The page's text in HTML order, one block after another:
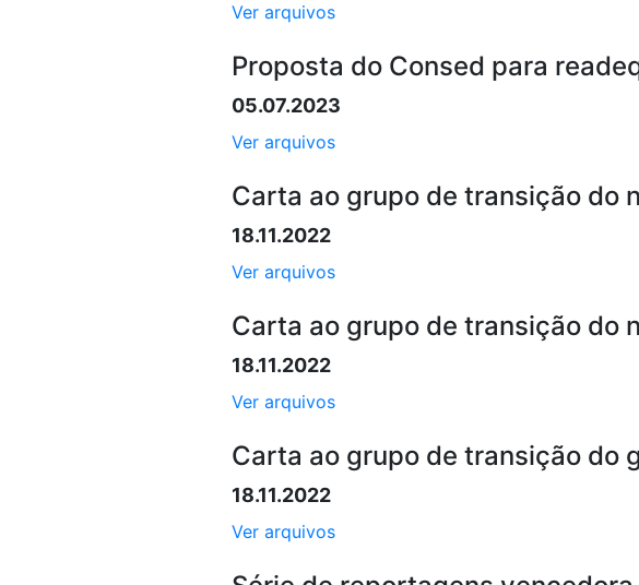
Ver arquivos
Proposta do Consed para
05.07.2023
Ver arquivos
Carta ao grupo de transição do
18.11.2022
Ver arquivos
Carta ao grupo de transição do
18.11.2022
Ver arquivos
Carta ao grupo de transição do
18.11.2022
Ver arquivos